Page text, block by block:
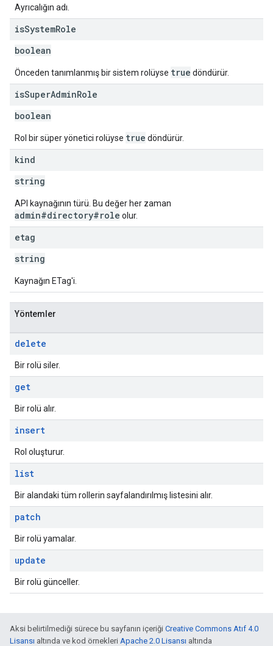
Ayrıcalığın adı.
isSystemRole
boolean
Önceden tanımlanmış bir sistem rolüyse true döndürür.
isSuperAdminRole
boolean
Rol bir süper yönetici rolüyse true döndürür.
kind
string
API kaynağının türü. Bu değer her zaman
admin#directory#role olur.
etag
string
Kaynağın ETag'i.
Yöntemler
delete
Bir rolü siler.
get
Bir rolü alır.
insert
Rol oluşturur.
list
Bir alandaki tüm rollerin sayfalandırılmış listesini alır.
patch
Bir rolü yamalar.
update
Bir rolü günceller.
Aksi belirtilmediği sürece bu sayfanın içeriği Creative Commons Atıf 4.0
Lisansı altında ve kod örnekleri Apache 2.0 Lisansı altında